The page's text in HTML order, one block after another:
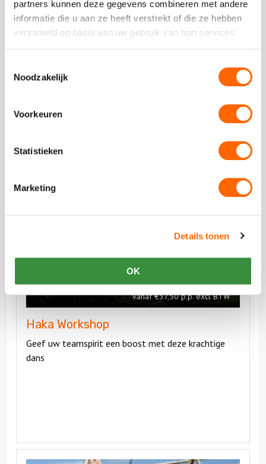
partners kunnen deze gegevens combineren met andere
informatie die u aan ze heeft verstrekt of die ze hebben
verzameld op basis van uw gebruik van hun services.
Noodzakelijk
Voorkeuren
Statistieken
Marketing
Details tonen
OK
Deze
review
kreeg
een
Haka
vanaf €37,50 p.p. excl BTW
Haka Workshop
Geef uw teamspirit een boost met deze krachtige
dans
Bekijk